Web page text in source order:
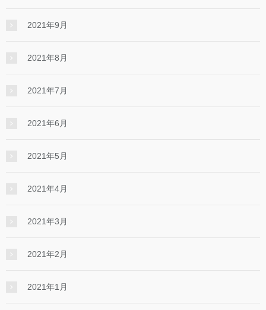
2021年9月
2021年8月
2021年7月
2021年6月
2021年5月
2021年4月
2021年3月
2021年2月
2021年1月